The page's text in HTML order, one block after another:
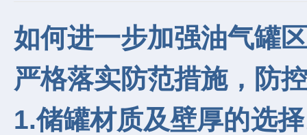
如何进一步加强油气罐
严格落实防范措施，防
1.储罐材质及壁厚的选